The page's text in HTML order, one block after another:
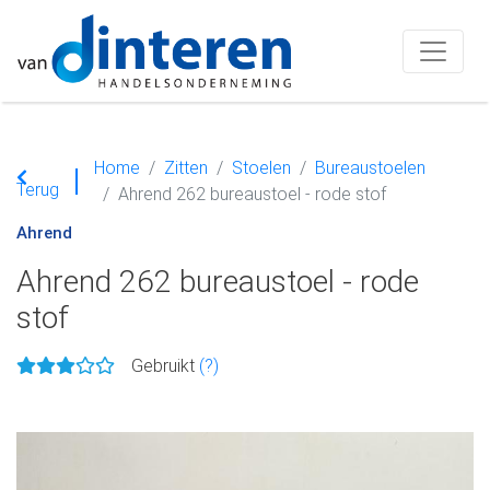
Terug
Home Zitten Stoelen
Bureaustoelen
Ahrend 262 bureaustoel - rode stof
Ahrend
Ahrend 262 bureaustoel - rode
stof
Gebruikt (?)